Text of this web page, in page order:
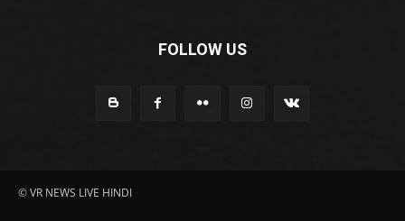
FOLLOW US
© VR NEWS LIVE HINDI